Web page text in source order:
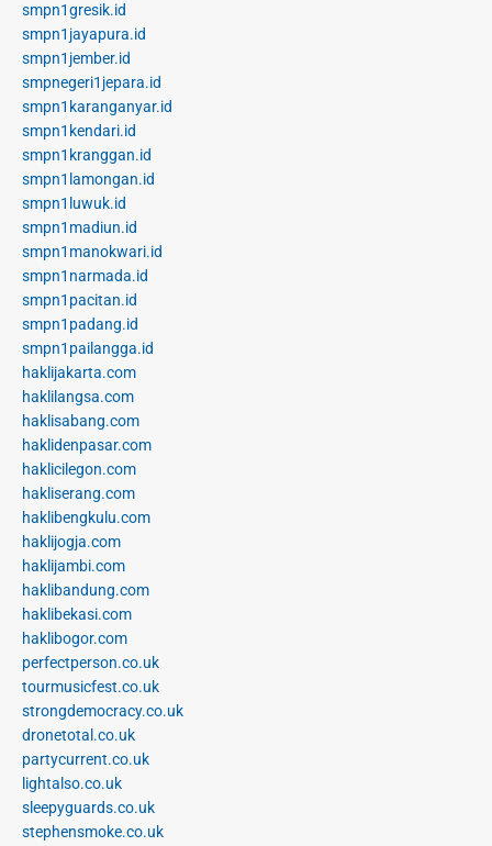
smpn1gresik.id
smpn1jayapura.id
smpn1jember.id
smpnegeri1jepara.id
smpn1karanganyar.id
smpn1kendari.id
smpn1kranggan.id
smpn1lamongan.id
smpn1luwuk.id
smpn1madiun.id
smpn1manokwari.id
smpn1narmada.id
smpn1pacitan.id
smpn1padang.id
smpn1pailangga.id
haklijakarta.com
haklilangsa.com
haklisabang.com
haklidenpasar.com
haklicilegon.com
hakliserang.com
haklibengkulu.com
haklijogja.com
haklijambi.com
haklibandung.com
haklibekasi.com
haklibogor.com
perfectperson.co.uk
tourmusicfest.co.uk
strongdemocracy.co.uk
dronetotal.co.uk
partycurrent.co.uk
lightalso.co.uk
sleepyguards.co.uk
stephensmoke.co.uk